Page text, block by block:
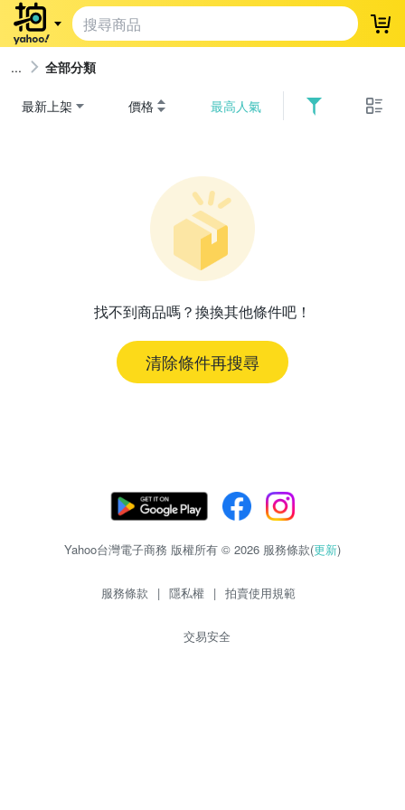
登
全部分類
最新上架 價格 最高人氣
找不到商品嗎？換換其他條件吧！
清除條件再搜尋
Yahoo台灣電子商務 版權所有 © 2026 服務條款(更新)
服務條款 | 隱私權 | 拍賣使用規範
交易安全